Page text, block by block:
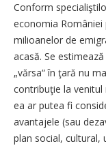
Conform
economia
milioanelor de
acasă. Se
„vărsa“ în ţară nu
contribuţie la
ea ar putea fi
avantajele (sau
plan social, cultural,